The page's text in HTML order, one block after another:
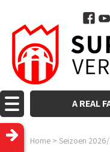
A REAL
Home > Seizoen